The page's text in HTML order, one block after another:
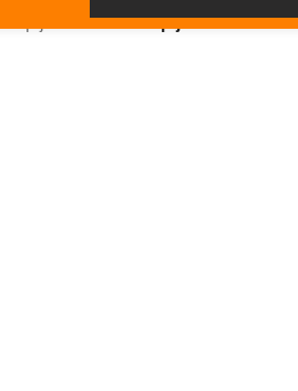
Trend 026 Tapijt AMBRA